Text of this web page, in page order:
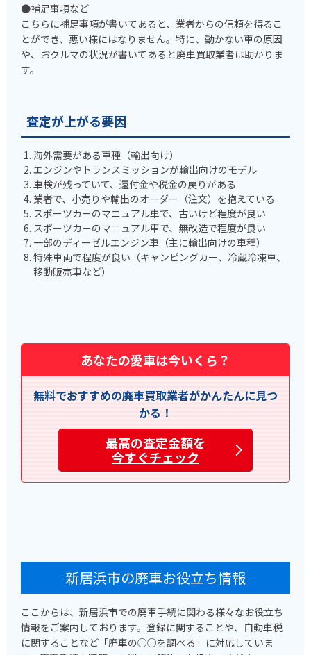
●補足事項など
こちらに補足事項が書いてあると、業者からの信頼を得るこ
とができ、悪い様にはなりません。特に、動かない車の原因
や、おクルマの状況が書いてあると廃車買取業者は助かりま
す。
査定が上がる要因
海外需要がある車種（輸出向け）
エンジンやトランスミッションが輸出向けのモデル
車検が残っていて、還付金や税金の戻りがある
業者で、小売りや輸出のオーダー（注文）を抱えている
スポーツカーのマニュアル車で、古いけど程度が良い
スポーツカーのマニュアル車で、無改造で程度が良い
一部のディーゼルエンジン車（主に輸出向けの車種）
特殊車両で程度が良い（キャンピングカー、冷蔵冷凍車、
移動販売車など）
あなたの愛車は今いくら？
無料でおすすめの廃車買取業者がかんたんに見つ
かる！
最高の査定金額を
今すぐチェック
新居浜市の廃車お役立ち情報
ここからは、新居浜市での廃車手続に関わる様々なお役立ち
情報をご案内しております。登録に関することや、自動車税
に関することなど「廃車の○○を調べる」に対応していま